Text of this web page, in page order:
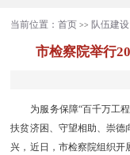
当前位置：首页 >> 队伍建设
市检察院举行
为服务保障“百千万工
扶贫济困、守望相助、崇德
兴，近日，市检察院组织开